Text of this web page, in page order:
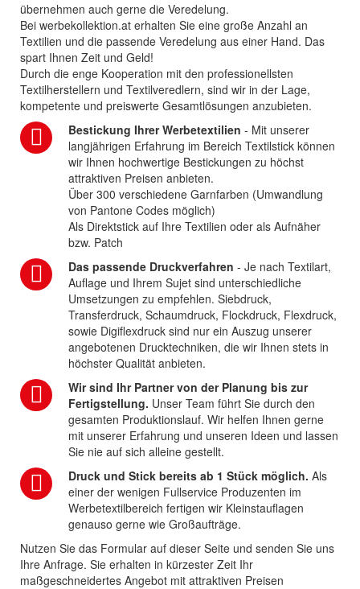
übernehmen auch gerne die Veredelung.
Bei werbekollektion.at erhalten Sie eine große Anzahl an
Textilien und die passende Veredelung aus einer Hand. Das
spart Ihnen Zeit und Geld!
Durch die enge Kooperation mit den professionellsten
Textilherstellern und Textilveredlern, sind wir in der Lage,
kompetente und preiswerte Gesamtlösungen anzubieten.
Bestickung Ihrer Werbetextilien - Mit unserer
langjährigen Erfahrung im Bereich Textilstick können
wir Ihnen hochwertige Bestickungen zu höchst
attraktiven Preisen anbieten.
Über 300 verschiedene Garnfarben (Umwandlung
von Pantone Codes möglich)
Als Direktstick auf Ihre Textilien oder als Aufnäher
bzw. Patch
Das passende Druckverfahren - Je nach Textilart,
Auflage und Ihrem Sujet sind unterschiedliche
Umsetzungen zu empfehlen. Siebdruck,
Transferdruck, Schaumdruck, Flockdruck, Flexdruck,
sowie Digiflexdruck sind nur ein Auszug unserer
angebotenen Drucktechniken, die wir Ihnen stets in
höchster Qualität anbieten.
Wir sind Ihr Partner von der Planung bis zur
Fertigstellung. Unser Team führt Sie durch den
gesamten Produktionslauf. Wir helfen Ihnen gerne
mit unserer Erfahrung und unseren Ideen und lassen
Sie nie auf sich alleine gestellt.
Druck und Stick bereits ab 1 Stück möglich. Als
einer der wenigen Fullservice Produzenten im
Werbetextilbereich fertigen wir Kleinstauflagen
genauso gerne wie Großaufträge.
Nutzen Sie das Formular auf dieser Seite und senden Sie uns
Ihre Anfrage. Sie erhalten in kürzester Zeit Ihr
maßgeschneidertes Angebot mit attraktiven Preisen